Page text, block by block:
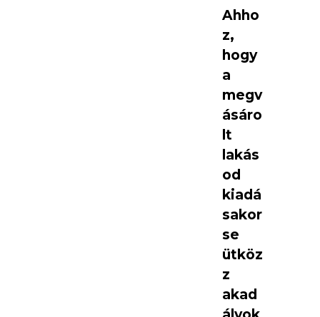
Ahho
z,
hogy
a
megv
ásáro
lt
lakás
od
kiadá
sakor
se
ütköz
z
akad